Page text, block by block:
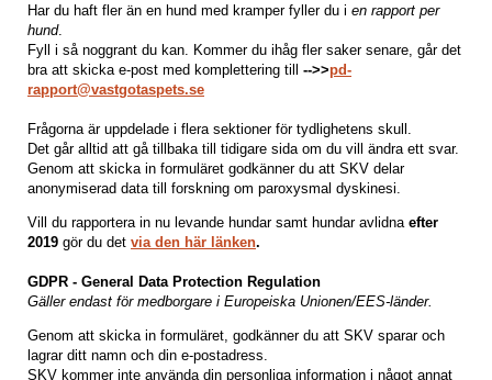
Har du haft fler än en hund med kramper fyller du i en rapport per
hund.
Fyll i så noggrant du kan. Kommer du ihåg fler saker senare, går det
bra att skicka e-post med komplettering till -->>pd-
rapport@vastgotaspets.se
Frågorna är uppdelade i flera sektioner för tydlighetens skull.
Det går alltid att gå tillbaka till tidigare sida om du vill ändra ett svar.
Genom att skicka in formuläret godkänner du att SKV delar
anonymiserad data till forskning om paroxysmal dyskinesi.
Vill du rapportera in nu levande hundar samt hundar avlidna efter
2019 gör du det via den här länken.
GDPR - General Data Protection Regulation
Gäller endast för medborgare i Europeiska Unionen/EES-länder.
Genom att skicka in formuläret, godkänner du att SKV sparar och
lagrar ditt namn och din e-postadress.
SKV kommer inte använda din personliga information i något annat